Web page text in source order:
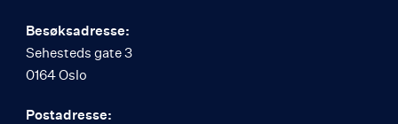
Besøksadresse:
Sehesteds gate 3
0164 Oslo
Postadresse: